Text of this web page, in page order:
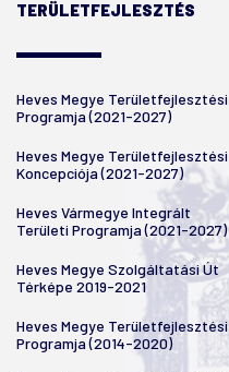
TERÜLETFEJLESZTÉS
Heves Megye Területfejlesztési
Programja (2021-2027)
Heves Megye Területfejlesztési
Koncepciója (2021-2027)
Heves Vármegye Integrált
Területi Programja (2021-2027)
Heves Megye Szolgáltatási Út
Térképe 2019-2021
Heves Megye Területfejlesztési
Programja (2014-2020)